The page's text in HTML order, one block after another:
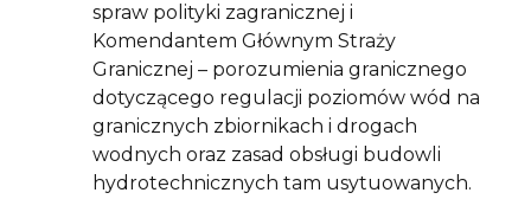
spraw polityki zagranicznej i
Komendantem Głównym Straży
Granicznej – porozumienia granicznego
dotyczącego regulacji poziomów wód na
granicznych zbiornikach i drogach
wodnych oraz zasad obsługi budowli
hydrotechnicznych tam usytuowanych.